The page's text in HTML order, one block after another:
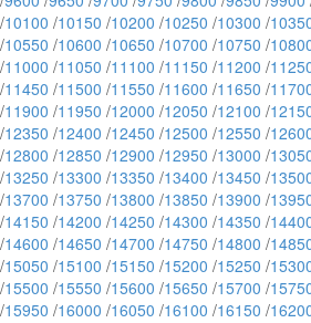
/10100 /10150 /10200 /10250 /10300 /
/10550 /10600 /10650 /10700 /10750 /
/11000 /11050 /11100 /11150 /11200 /
/11450 /11500 /11550 /11600 /11650 /
/11900 /11950 /12000 /12050 /12100 /
/12350 /12400 /12450 /12500 /12550 /
/12800 /12850 /12900 /12950 /13000 /
/13250 /13300 /13350 /13400 /13450 /
/13700 /13750 /13800 /13850 /13900 /
/14150 /14200 /14250 /14300 /14350 /
/14600 /14650 /14700 /14750 /14800 /
/15050 /15100 /15150 /15200 /15250 /
/15500 /15550 /15600 /15650 /15700 /
/15950 /16000 /16050 /16100 /16150 /